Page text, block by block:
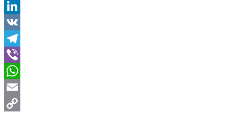
X
LinkedIn
VK
Telegram
Viber
WhatsApp
Email